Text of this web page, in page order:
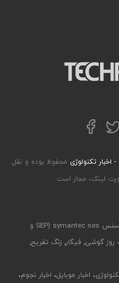
توییترفیسبوک
- اخبار تکنولوژی محفوظ بوده و نقل
لینک، مجاز است.
لایسنس symantec ses (SEP و
روز گوشی, فیگار, زنگ تفریح,
، اخبار موبایل، اخبار نجوم،